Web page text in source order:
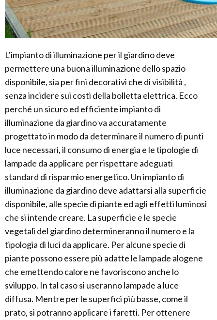
L’impianto di illuminazione per il giardino deve
permettere una buona illuminazione dello spazio
disponibile, sia per fini decorativi che di visibilità ,
senza incidere sui costi della bolletta elettrica. Ecco
perché un sicuro ed efficiente impianto di
illuminazione da giardino va accuratamente
progettato in modo da determinare il numero di punti
luce necessari, il consumo di energia e le tipologie di
lampade da applicare per rispettare adeguati
standard di risparmio energetico. Un impianto di
illuminazione da giardino deve adattarsi alla superficie
disponibile, alle specie di piante ed agli effetti luminosi
che si intende creare. La superficie e le specie
vegetali del giardino determineranno il numero e la
tipologia di luci da applicare. Per alcune specie di
piante possono essere più adatte le lampade alogene
che emettendo calore ne favoriscono anche lo
sviluppo. In tal caso si useranno lampade a luce
diffusa. Mentre per le superfici più basse, come il
prato, si potranno applicare i faretti. Per ottenere